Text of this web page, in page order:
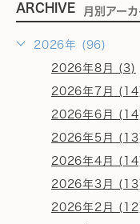
ARCHIVE 月別アー
2026年 (96)
2026年8月 (3)
2026年7月
2026年6月
2026年5月
2026年4月
2026年3月
2026年2月